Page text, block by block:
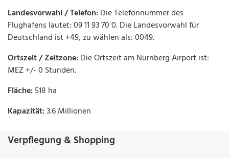
Landesvorwahl / Telefon:Die Telefonnummer des
Flughafens lautet: 09 11 93 70 0. Die Landesvorwahl für
Deutschland ist +49, zu wählen als: 0049.
Ortszeit / Zeitzone:Die Ortszeit am Nürnberg Airport ist:
MEZ +/- 0 Stunden.
Fläche:518 ha
Kapazität:3.6 Millionen
Verpflegung & Shopping